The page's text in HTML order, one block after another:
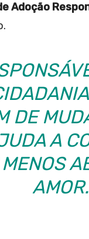
Adoção
DE
A
AMOR.